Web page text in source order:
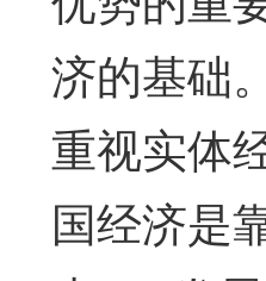
济的基础
重视实体
国经济是